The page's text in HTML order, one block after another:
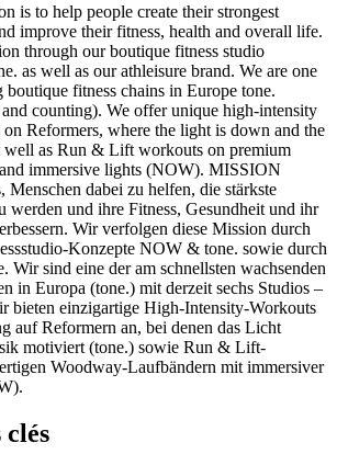
is to help people create their strongest
improve their fitness, health and overall life.
through our boutique fitness studio
as well as our athleisure brand. We are one
fitness chains in Europe tone.
counting). We offer unique high-intensity
Reformers, where the light is down and the
well as Run & Lift workouts on premium
immersive lights (NOW). MISSION
Menschen dabei zu helfen, die stärkste
werden und ihre Fitness, Gesundheit und ihr
Wir verfolgen diese Mission durch
Konzepte NOW & tone. sowie durch
Wir sind eine der am schnellsten wachsenden
in Europa (tone.) mit derzeit sechs Studios –
bieten einzigartige High-Intensity-Workouts
auf Reformern an, bei denen das Licht
motiviert (tone.) sowie Run & Lift-
Woodway-Laufbändern mit immersiver